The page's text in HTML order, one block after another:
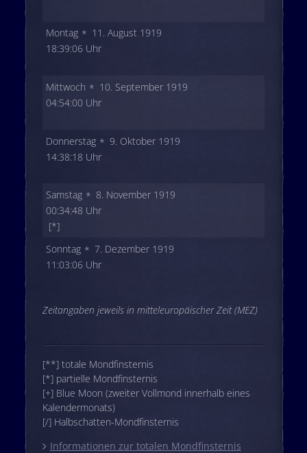
Montag
11. August 1919
18:39:06 Uhr
Mittwoch
10. September 1919
04:54:00 Uhr
Donnerstag
9. Oktober 1919
14:38:18 Uhr
Samstag
8. November 1919
00:34:48 Uhr
[*]
Sonntag
7. Dezember 1919
11:03:06 Uhr
Zeitangaben jeweils in mitteleuropäischer Zeit (MEZ)
[**] totale Mondfinsternis
[*] partielle Mondfinsternis
[+] Blue Moon (zweiter Vollmond innerhalb eines
Kalendermonats)
[/] Halbschatten-Mondfinsternis
Informationen zur totalen Mondfinsternis